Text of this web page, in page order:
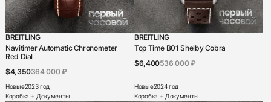
BREITLING
Navitimer Automatic Chronometer
Red Dial
$4,350364 000 ₽
Новые2023 год
Коробка + Документы
BREITLING
Top Time B01 Shelby Cobra
$6,400536 000 ₽
Новые2024 год
Коробка + Документы